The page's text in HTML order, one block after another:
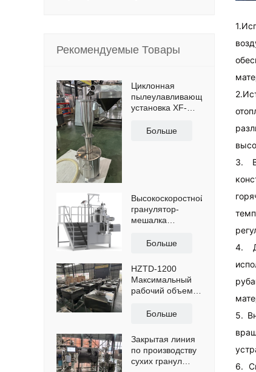
3.
4.
5.
6.
Рекомендуемые Товары
Циклонная
пылеулавливающая
установка XF-
специально
литровым
резервуаром для
порошковой
поперечной
Больше
Высокоскоростной
гранулятор-
мешалка
гомогенного
эффективная
вместимость
1300 л.
Больше
HZTD-1200
Максимальный
рабочий объем
выпускным
клапаном.
Больше
Закрытая линия
по производству
сухих гранул